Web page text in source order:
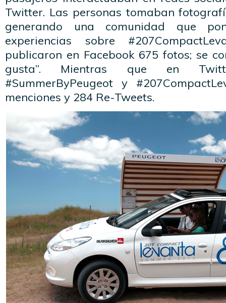
Twitter. Las personas tomaban
generando una comunidad que
experiencias sobre
publicaron en Facebook 675 fotos; se
gusta”. Mientras que en
#SummerByPeugeot y
menciones y 284 Re-Tweets.